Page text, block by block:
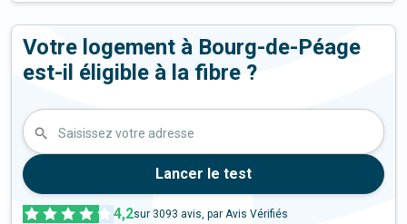
Votre logement à Bourg-de-Péage
est-il éligible à la fibre ?
Saisissez votre adresse
Lancer le test
4,2sur 3093 avis, par Avis Vérifiés